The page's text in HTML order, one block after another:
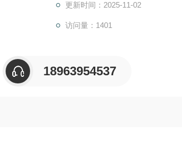
更新时间：2025-11-02
访问量：1401
18963954537